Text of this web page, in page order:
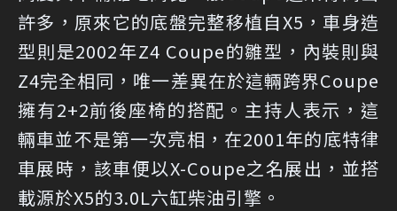
許多，原來它的底盤完整移植自X5，車身造
型則是2002年Z4 Coupe的雛型，內裝則與
Z4完全相同，唯一差異在於這輛跨界Coupe
擁有2+2前後座椅的搭配。主持人表示，這
輛車並不是第一次亮相，在2001年的底特律
車展時，該車便以X-Coupe之名展出，並搭
載源於X5的3.0L六缸柴油引擎。